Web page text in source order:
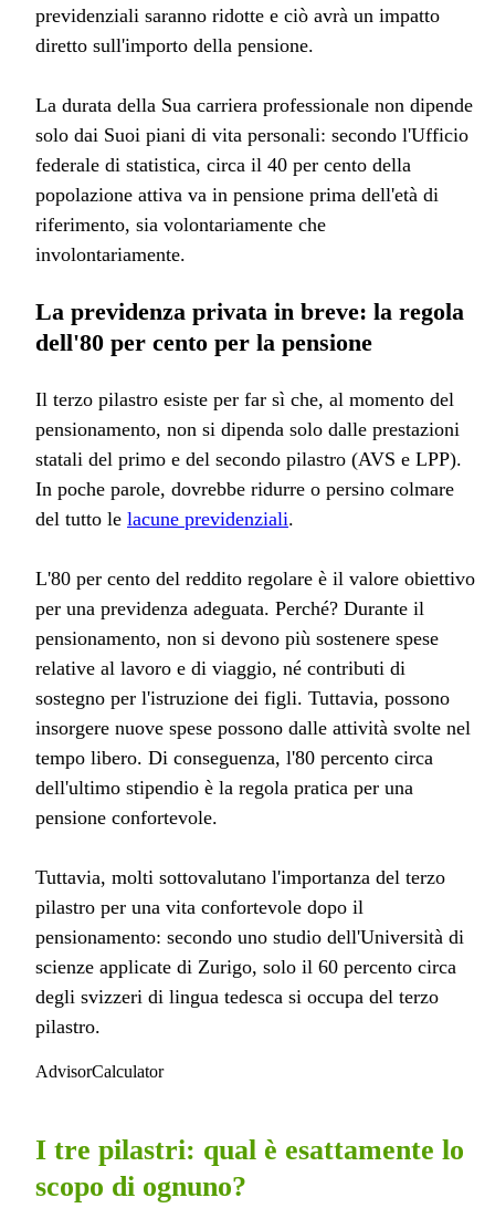
previdenziali saranno ridotte e ciò avrà un impatto
diretto sull'importo della pensione.
La durata della Sua carriera professionale non dipende
solo dai Suoi piani di vita personali: secondo l'Ufficio
federale di statistica, circa il 40 per cento della
popolazione attiva va in pensione prima dell'età di
riferimento, sia volontariamente che
involontariamente.
La previdenza privata in breve: la regola
dell'80 per cento per la pensione
Il terzo pilastro esiste per far sì che, al momento del
pensionamento, non si dipenda solo dalle prestazioni
statali del primo e del secondo pilastro (AVS e LPP).
In poche parole, dovrebbe ridurre o persino colmare
del tutto le lacune previdenziali.
L'80 per cento del reddito regolare è il valore obiettivo
per una previdenza adeguata. Perché? Durante il
pensionamento, non si devono più sostenere spese
relative al lavoro e di viaggio, né contributi di
sostegno per l'istruzione dei figli. Tuttavia, possono
insorgere nuove spese possono dalle attività svolte nel
tempo libero. Di conseguenza, l'80 percento circa
dell'ultimo stipendio è la regola pratica per una
pensione confortevole.
Tuttavia, molti sottovalutano l'importanza del terzo
pilastro per una vita confortevole dopo il
pensionamento: secondo uno studio dell'Università di
scienze applicate di Zurigo, solo il 60 percento circa
degli svizzeri di lingua tedesca si occupa del terzo
pilastro.
AdvisorCalculator
I tre pilastri: qual è esattamente lo
scopo di ognuno?